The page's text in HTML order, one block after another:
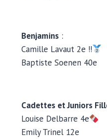
Benjamins :
Camille Lavaut 2e !!
Baptiste Soenen 40e
Cadettes et Juniors
Louise Delbarre 4e
Emily Trinel 12e